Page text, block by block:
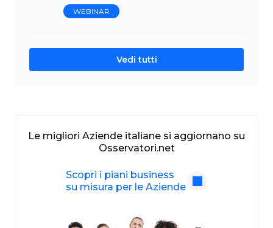
WEBINAR
Vedi tutti
Le migliori Aziende italiane si aggiornano su
Osservatori.net
Scopri i piani business
su misura per le Aziende